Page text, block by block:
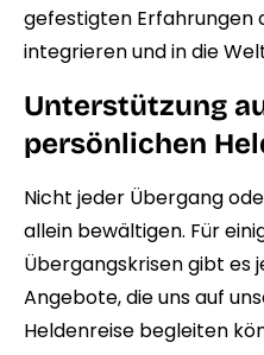
gefestigten Erfahrungen
integrieren und in die
Unterstützung
persönlichen
Nicht jeder Übergang
allein bewältigen. Für
Übergangskrisen gibt es
Angebote, die uns auf
Heldenreise begleiten